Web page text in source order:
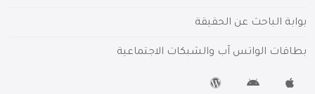
بوابة الباحث عن الحقيقة
بطاقات الواتس آب والشبكات الاجتماعية